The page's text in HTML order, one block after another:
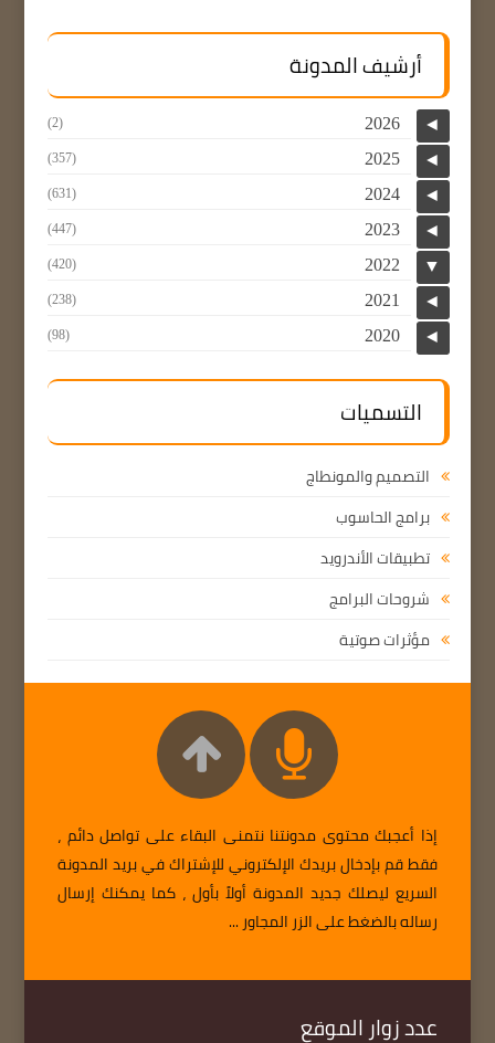
أرشيف المدونة
◄
2026
(2)
◄
2025
(357)
◄
2024
(631)
◄
2023
(447)
▼
2022
(420)
◄
2021
(238)
◄
2020
(98)
التسميات
التصميم والمونطاج
برامج الحاسوب
تطبيقات الأندرويد
شروحات البرامج
مؤثرات صوتية
إذا أعجبك محتوى مدونتنا نتمنى البقاء على تواصل دائم ،
فقط قم بإدخال بريدك الإلكتروني للإشتراك في بريد المدونة
السريع ليصلك جديد المدونة أولاً بأول ، كما يمكنك إرسال
رساله بالضغط على الزر المجاور ...
عدد زوار الموقع